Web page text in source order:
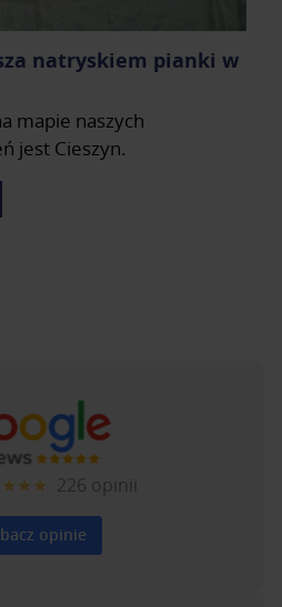
natryskiem pianki w
mapie naszych
jest Cieszyn.
226 opinii
opinie